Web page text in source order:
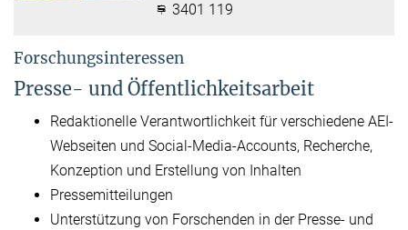
3401 119
Forschungsinteressen
Presse- und Öffentlichkeitsarbeit
Redaktionelle Verantwortlichkeit für verschiedene AEI-
Webseiten und Social-Media-Accounts, Recherche,
Konzeption und Erstellung von Inhalten
Pressemitteilungen
Unterstützung von Forschenden in der Presse- und